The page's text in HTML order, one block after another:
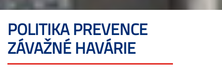
POLITIKA PREVENCE
ZÁVAŽNÉ HAVÁRIE